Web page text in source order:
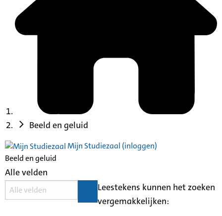
Beeld en geluid
Mijn Studiezaal (inloggen)
Beeld en geluid
Alle velden
Leestekens kunnen het zoeken
vergemakkelijken: